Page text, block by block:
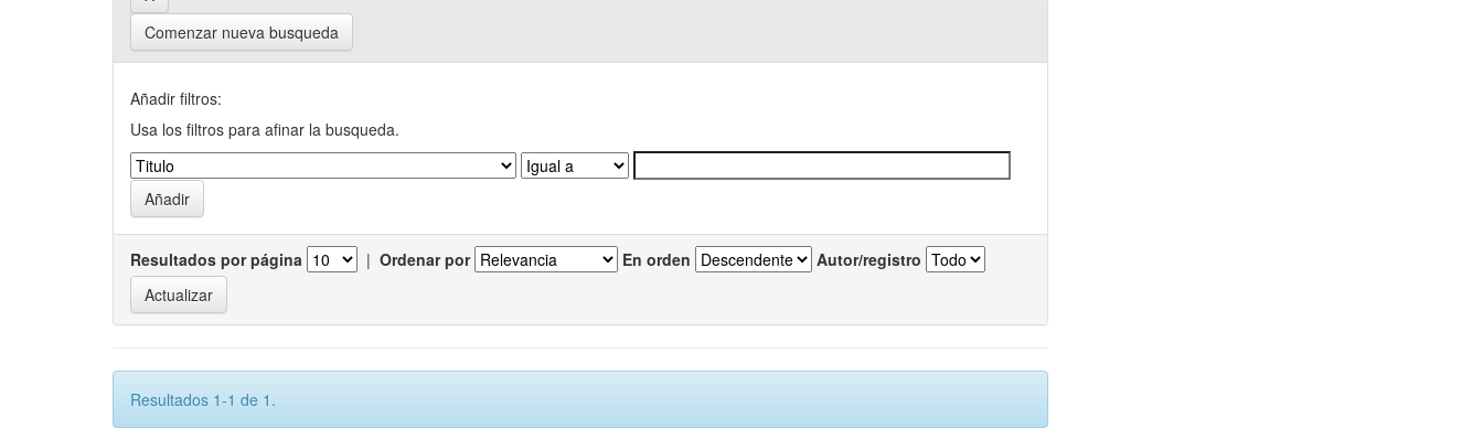
Comenzar nueva busqueda
Añadir filtros:
Usa los filtros para afinar la busqueda.
Resultados por página | Ordenar por En orden Autor/registro
Resultados 1-1 de 1.